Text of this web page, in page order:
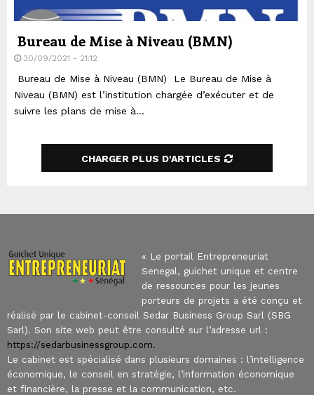
Bureau de Mise à Niveau (BMN)
30/09/2021 - 21:12
Bureau de Mise à Niveau (BMN) Le Bureau de Mise à
Niveau (BMN) est l’institution chargée d’exécuter et de
suivre les plans de mise à...
CHARGER PLUS D'ARTICLES
« Le portail Entrepreneuriat
Senegal, guichet unique et centre
de ressources pour les jeunes
porteurs de projets a été conçu et
réalisé par le cabinet-conseil Sedar Business Group Sarl (SBG
Sarl). Son site web peut être consulté sur l’adresse url :
https://sedarbusinessgroup.com.
Le cabinet est spécialisé dans plusieurs domaines : l’intelligence
économique, le conseil en stratégie, l’information économique
et financière, la presse et la communication, etc.